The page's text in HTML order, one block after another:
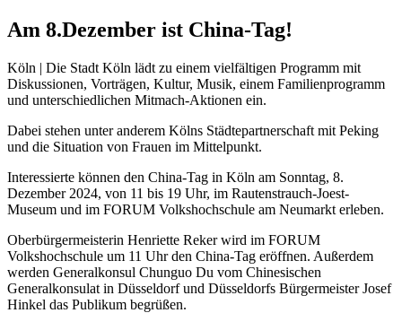
Am 8.Dezember ist China-Tag!
Köln | Die Stadt Köln lädt zu einem vielfältigen Programm mit
Diskussionen, Vorträgen, Kultur, Musik, einem Familienprogramm
und unterschiedlichen Mitmach-Aktionen ein.
Dabei stehen unter anderem Kölns Städtepartnerschaft mit Peking
und die Situation von Frauen im Mittelpunkt.
Interessierte können den China-Tag in Köln am Sonntag, 8.
Dezember 2024, von 11 bis 19 Uhr, im Rautenstrauch-Joest-
Museum und im FORUM Volkshochschule am Neumarkt erleben.
Oberbürgermeisterin Henriette Reker wird im FORUM
Volkshochschule um 11 Uhr den China-Tag eröffnen. Außerdem
werden Generalkonsul Chunguo Du vom Chinesischen
Generalkonsulat in Düsseldorf und Düsseldorfs Bürgermeister Josef
Hinkel das Publikum begrüßen.